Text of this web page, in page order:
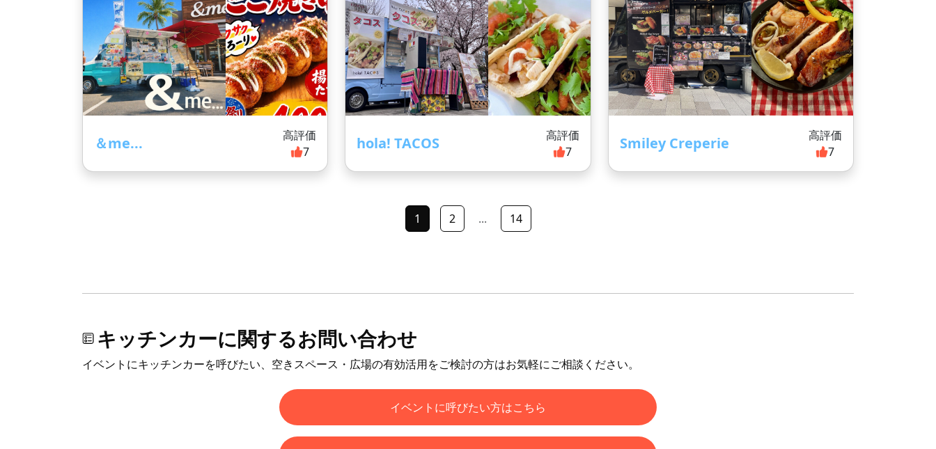
＆me...
高評価
7
hola! TACOS
高評価
7
Smiley Creperie
高評価
7
1 2 ... 14
キッチンカーに関するお問い合わせ
イベントにキッチンカーを呼びたい、空きスペース・広場の有効活用をご検討の方はお気軽にご相談ください。
イベントに呼びたい方はこちら